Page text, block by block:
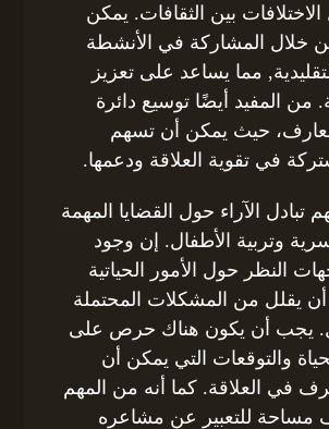
بين الثقافات. يمكن
خلال المشاركة في الأنشطة
مما يساعد على تعزيز
من المفيد أيضًا توسيع دائرة
حيث يمكن أن تسهم
في تقوية العلاقة ودعمها.
تبادل الآراء حول القضايا المهمة
وتربية الأطفال. إن وجود
النظر حول الأمور الحياتية
أن يقلل من المشكلات المحتملة
يجب أن يكون هناك حرص على
والتوقعات التي يمكن أن
في العلاقة. كما أنه من المهم
للتعبير عن مشاعره